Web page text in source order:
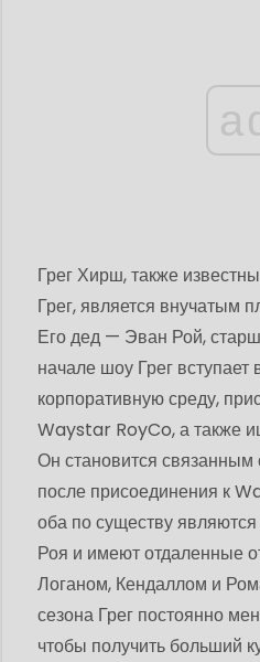
Грег Хирш, также
Грег, является внучатым
Его дед — Эван Рой,
начале шоу Грег вступает
корпоративную среду,
Waystar RoyCo, а также
Он становится
после присоединения к
оба по существу
Роя и имеют отдаленные
Логаном, Кендаллом и
сезона Грег постоянно
чтобы получить больший